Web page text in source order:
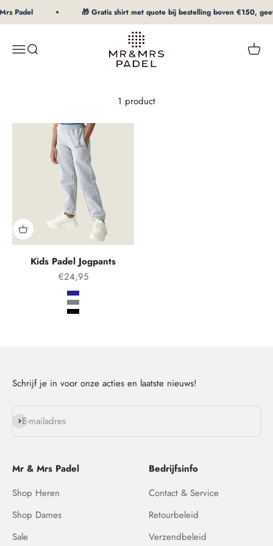
Naar inhoud
Padel 🎁 Gratis shirt met quote bij bestelling boven €150,
MenuZoeken
mrpadel.com
1 product
Kids Padel Jogpants
Aanbiedingsprijs
€24,95
Kleur
Marineblauw
Grijs
Schrijf je in voor onze acties en laatste nieuws!
E-mailadres
Abonneren
Mr & Mrs Padel
Shop Heren
Shop Dames
Sale
Bedrijfsinfo
Contact & Service
Retourbeleid
Verzendbeleid